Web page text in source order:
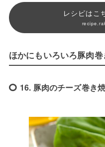
レシピはこ
ほかにもいろいろ豚肉
16. 豚肉のチーズ巻き